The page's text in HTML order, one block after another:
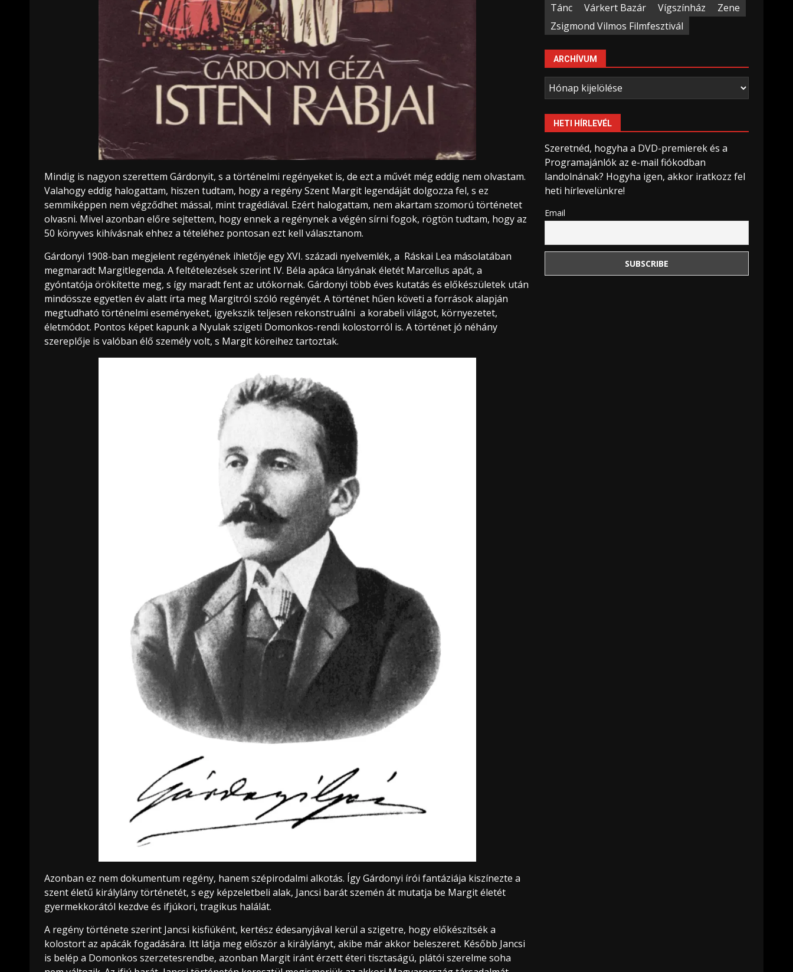
Mindig is nagyon szerettem Gárdonyit, s a történelmi regényeket is, de ezt a művét még eddig nem olvastam.
Valahogy eddig halogattam, hiszen tudtam, hogy a regény Szent Margit legendáját dolgozza fel, s ez
semmiképpen nem végződhet mással, mint tragédiával. Ezért halogattam, nem akartam szomorú történetet
olvasni. Mivel azonban előre sejtettem, hogy ennek a regénynek a végén sírni fogok, rögtön tudtam, hogy az
50 könyves kihívásnak ehhez a tételéhez pontosan ezt kell választanom.
Gárdonyi 1908-ban megjelent regényének ihletője egy XVI. századi nyelvemlék, a Ráskai Lea másolatában
megmaradt Margitlegenda. A feltételezések szerint IV. Béla apáca lányának életét Marcellus apát, a
gyóntatója örökítette meg, s így maradt fent az utókornak. Gárdonyi több éves kutatás és előkészületek után
mindössze egyetlen év alatt írta meg Margitról szóló regényét. A történet hűen követi a források alapján
megtudható történelmi eseményeket, igyekszik teljesen rekonstruálni a korabeli világot, környezetet,
életmódot. Pontos képet kapunk a Nyulak szigeti Domonkos-rendi kolostorról is. A történet jó néhány
szereplője is valóban élő személy volt, s Margit köreihez tartoztak.
Azonban ez nem dokumentum regény, hanem szépirodalmi alkotás. Így Gárdonyi írói fantáziája kiszínezte a
szent életű királylány történetét, s egy képzeletbeli alak, Jancsi barát szemén át mutatja be Margit életét
gyermekkorától kezdve és ifjúkori, tragikus halálát.
A regény története szerint Jancsi kisfiúként, kertész édesanyjával kerül a szigetre, hogy előkészítsék a
kolostort az apácák fogadására. Itt látja meg először a királylányt, akibe már akkor beleszeret. Később Jancsi
is belép a Domonkos szerzetesrendbe, azonban Margit iránt érzett éteri tisztaságú, plátói szerelme soha
Tánc
Várkert Bazár Vígszínház
Zene
Zsigmond Vilmos Filmfesztivál
ARCHÍVUM
Archívum
HETI HÍRLEVÉL
Szeretnéd, hogyha a DVD-premierek és a
Programajánlók az e-mail fiókodban
landolnának? Hogyha igen, akkor iratkozz fel
heti hírlevelünkre!
Email